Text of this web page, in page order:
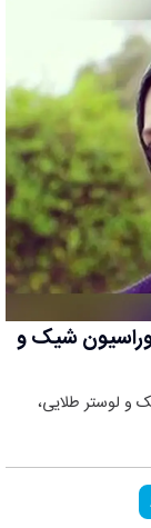
شیک و
و لوستر طلایی،